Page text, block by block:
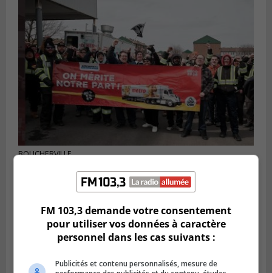
BOUCHERVILLE
Metro prend les moyens pour protéger son
personnel cadre
FM 103,3 demande votre consentement
pour utiliser vos données à caractère
personnel dans les cas suivants :
Publicités et contenu personnalisés, mesure de